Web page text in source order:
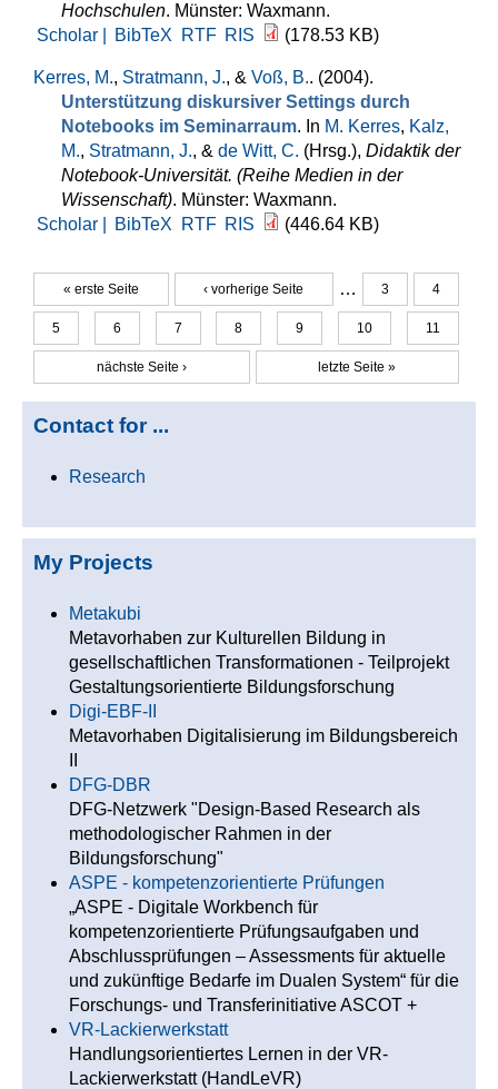
Hochschulen. Münster: Waxmann.
Scholar |
BibTeX RTF RIS (178.53 KB)
Kerres, M., Stratmann, J., & Voß, B.. (2004).
Unterstützung diskursiver Settings durch
Notebooks im Seminarraum. In M. Kerres, Kalz,
M., Stratmann, J., & de Witt, C. (Hrsg.), Didaktik der
Notebook-Universität. (Reihe Medien in der
Wissenschaft). Münster: Waxmann.
Scholar |
BibTeX RTF RIS (446.64 KB)
Seiten
« erste Seite ‹ vorherige Seite … 3 4
5 6 7 8 9 10 11
nächste Seite › letzte Seite »
Contact for ...
Research
My Projects
Metakubi
Metavorhaben zur Kulturellen Bildung in
gesellschaftlichen Transformationen - Teilprojekt
Gestaltungsorientierte Bildungsforschung
Digi-EBF-II
Metavorhaben Digitalisierung im Bildungsbereich
DFG-DBR
DFG-Netzwerk "Design-Based Research als
methodologischer Rahmen in der
Bildungsforschung"
ASPE - kompetenzorientierte Prüfungen
„ASPE - Digitale Workbench für
kompetenzorientierte Prüfungsaufgaben und
Abschlussprüfungen – Assessments für aktuelle
und zukünftige Bedarfe im Dualen System“ für die
Forschungs- und Transferinitiative ASCOT +
VR-Lackierwerkstatt
Handlungsorientiertes Lernen in der VR-
Lackierwerkstatt (HandLeVR)